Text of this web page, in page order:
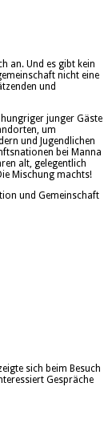
an. Und es gibt kein
nicht eine
und
hungriger junger Gäste
um
und Jugendlichen
bei Manna
alt, gelegentlich
Mischung machts!
und Gemeinschaft
sich beim Besuch
Gespräche